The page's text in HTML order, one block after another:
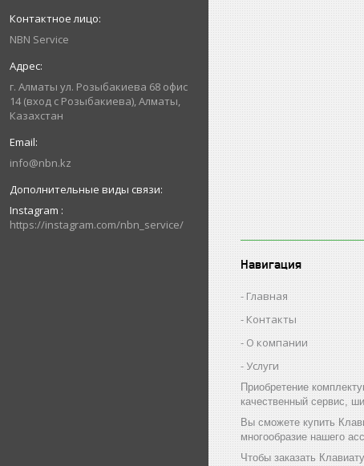
NBN Service
г. Алматы ул. Розыбакиева 68 офис
14 (вход с Розыбакиева), Алматы,
Казахстан
info@nbn.kz
Instagram
https://instagram.com/nbn_service/
Навигация
Главная
Контакты
О компании
Услуги
Приобретение
качественный сервис,
Вы сможете купить
многообразие нашего
Чтобы заказать